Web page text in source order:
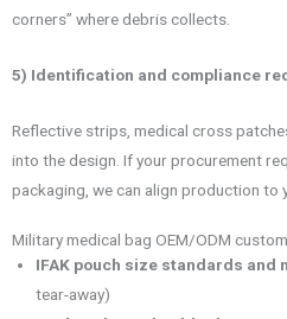
corners” where debris collects.
5) Identification and compliance
Reflective strips, medical cross
into the design. If your procurement
packaging, we can align production to
Military medical bag OEM/ODM
IFAK pouch size standards and
tear-away)